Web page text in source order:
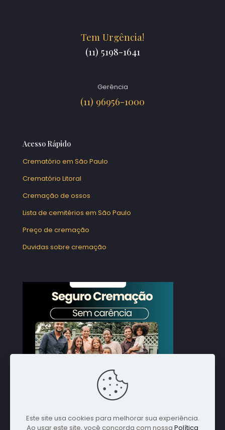
Tem Urgência!
(11) 5198-1641
Gerência
(11) 96956-1000
Acesso Rápido
Crematório em São Paulo
Crematório Litoral
Cremação de ossos
Lista de cemitérios em São Paulo
Preço de cremação
Duvidas sobre cremação
Este site usa cookies para melhorar sua experiência.
Ao usar este site, você concorda com nossa Política